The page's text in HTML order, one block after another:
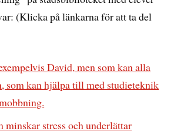
(Klicka på länkarna för att ta del
David, men som kan alla
som kan hjälpa till med studieteknik
minskar stress och underlättar